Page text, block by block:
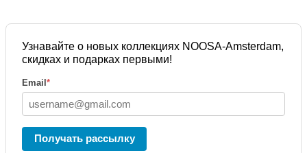
Узнавайте о новых коллекциях NOOSA-Amsterdam,
скидках и подарках первыми!
Email *
Получать рассылку